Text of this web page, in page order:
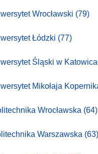
Wrocławski (79)
Łódzki (77)
Śląski w
Mikołaja
Wrocławska (64)
Warszawska (63)